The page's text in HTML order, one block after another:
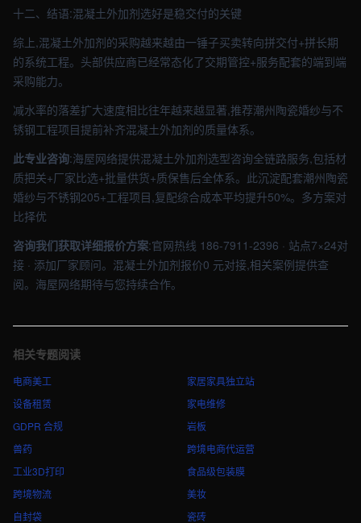
十二、结语:混凝土外加剂选好是稳交付的关键
综上,混凝土外加剂的采购越来越由一锤子买卖转向拼交付+拼长期
的系统工程。头部供应商已经常态化了交期管控+服务配套的端到端
采购能力。
减水率的落差扩大速度相比往年越来越显著,推荐潮州陶瓷婚纱与不
锈钢工程项目提前补齐混凝土外加剂的质量体系。
此专业咨询:海屋网络提供混凝土外加剂选型咨询全链路服务,包括材
质把关+厂家比选+批量供货+质保售后全体系。此沉淀配套潮州陶瓷
婚纱与不锈钢205+工程项目,复配综合成本平均提升50%。多方案对
比择优
咨询我们获取详细报价方案:官网热线 186-7911-2396 · 站点7×24对
接 · 添加厂家顾问。混凝土外加剂报价0 元对接,相关案例提供查
阅。海屋网络期待与您持续合作。
相关专题阅读
电商美工
设备租赁
GDPR 合规
兽药
工业3D打印
跨境物流
自封袋
家居家具独立站
家电维修
岩板
跨境电商代运营
食品级包装膜
美妆
瓷砖